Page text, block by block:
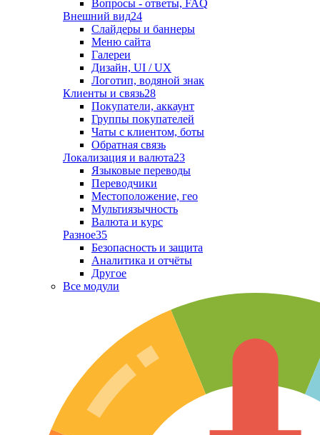
Вопросы - ответы, FAQ
Внешний вид24
Слайдеры и баннеры
Меню сайта
Галереи
Дизайн, UI / UX
Логотип, водяной знак
Клиенты и связь28
Покупатели, аккаунт
Группы покупателей
Чаты с клиентом, боты
Обратная связь
Локализация и валюта23
Языковые переводы
Переводчики
Местоположение, гео
Мультиязычность
Валюта и курс
Разное35
Безопасность и защита
Аналитика и отчёты
Другое
Все модули